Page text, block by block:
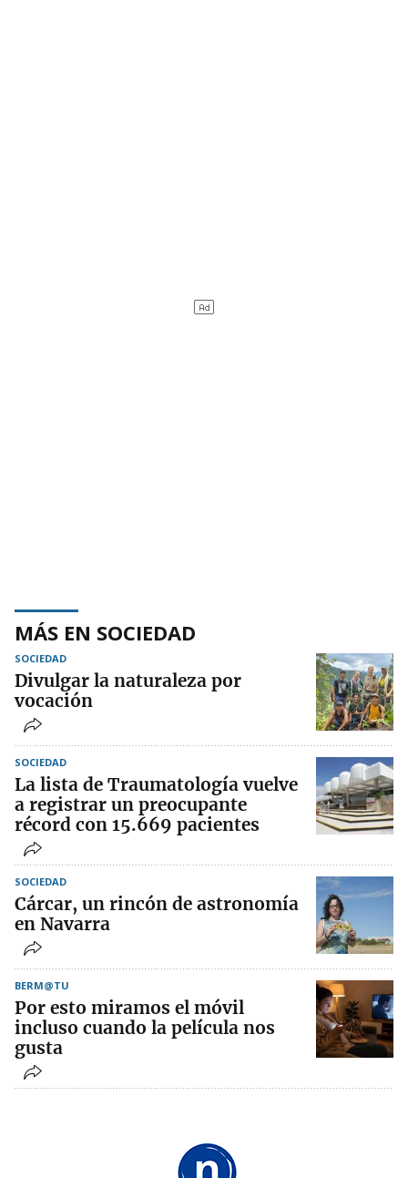
MÁS EN SOCIEDAD
SOCIEDAD
Divulgar la naturaleza por
vocación
SOCIEDAD
La lista de Traumatología vuelve
a registrar un preocupante
récord con 15.669 pacientes
SOCIEDAD
Cárcar, un rincón de astronomía
en Navarra
BERM@TU
Por esto miramos el móvil
incluso cuando la película nos
gusta